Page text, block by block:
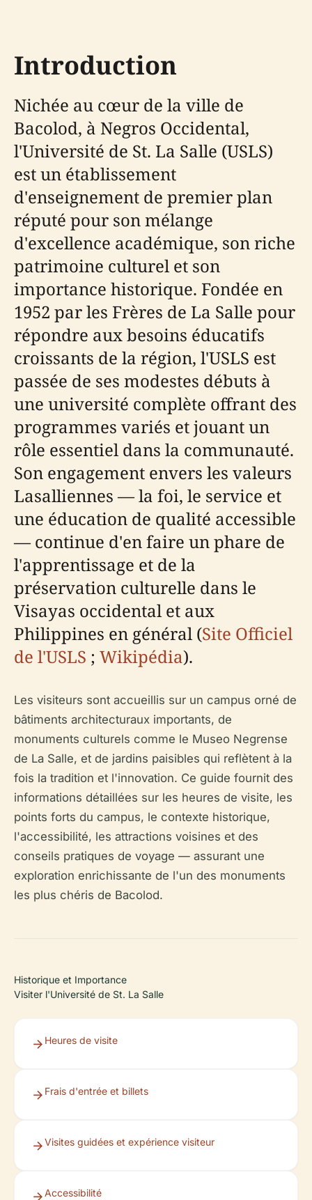
Introduction
Nichée au cœur de la ville de
Bacolod, à Negros Occidental,
l'Université de St. La Salle (USLS)
est un établissement
d'enseignement de premier plan
réputé pour son mélange
d'excellence académique, son riche
patrimoine culturel et son
importance historique. Fondée en
1952 par les Frères de La Salle pour
répondre aux besoins éducatifs
croissants de la région, l'USLS est
passée de ses modestes débuts à
une université complète offrant des
programmes variés et jouant un
rôle essentiel dans la communauté.
Son engagement envers les valeurs
Lasalliennes — la foi, le service et
une éducation de qualité accessible
— continue d'en faire un phare de
l'apprentissage et de la
préservation culturelle dans le
Visayas occidental et aux
Philippines en général (Site Officiel
de l'USLS ; Wikipédia).
Les visiteurs sont accueillis sur un campus orné de
bâtiments architecturaux importants, de
monuments culturels comme le Museo Negrense
de La Salle, et de jardins paisibles qui reflètent à la
fois la tradition et l'innovation. Ce guide fournit des
informations détaillées sur les heures de visite, les
points forts du campus, le contexte historique,
l'accessibilité, les attractions voisines et des
conseils pratiques de voyage — assurant une
exploration enrichissante de l'un des monuments
les plus chéris de Bacolod.
Historique et Importance
Visiter l'Université de St. La Salle
Heures de visite
Frais d'entrée et billets
Visites guidées et expérience visiteur
Accessibilité